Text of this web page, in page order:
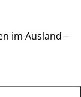
im Ausland –